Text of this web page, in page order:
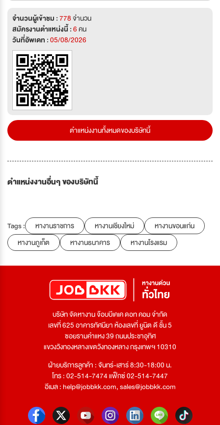
จำนวนผู้เข้าชม :778จำนวน
สมัครงานตำแหน่งนี้ :6คน
วันที่อัพเดท :05/08/2026
ตำแหน่งงานทั้งหมดของบริษัทนี้
ตำแหน่งงานอื่นๆ ของบริษัทนี้
Tags : หางานราชการ หางานเชียงใหม่
หางานขอนแก่น
หางานภูเก็ต
หางานธนาคาร หางานโรงแรม
บริษัท จัดหางาน จ๊อบบีเคเค ดอท คอม จำกัด
เลขที่ 625 อาคารทัศนียา ห้องเลขที่ ยูนิต ดี ชั้น 5
ซอยรามคำแหง 39 ถนนประชาอุทิศ
แขวงวังทองหลางเขตวังทองหลาง กรุงเทพฯ 10310
ฝ่ายบริการลูกค้า : จันทร์-เสาร์ 8:30-18:00 น.
โทร : 02-514-7474 แฟ็กซ์ 02-514-7447
อีเมล :help@jobbkk.com,sales@jobbkk.com